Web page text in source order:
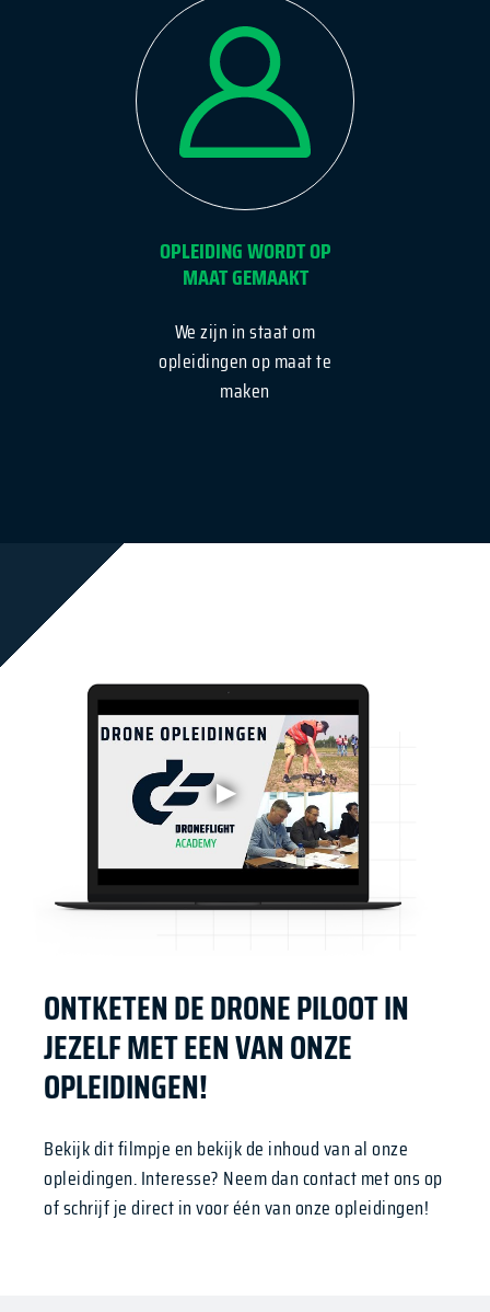
OPLEIDING WORDT OP
MAAT GEMAAKT
We zijn in staat om
opleidingen op maat te
maken
ONTKETEN DE DRONE PILOOT IN
JEZELF MET EEN VAN ONZE
OPLEIDINGEN!
Bekijk dit filmpje en bekijk de inhoud van al onze
opleidingen. Interesse? Neem dan contact met ons op
of schrijf je direct in voor één van onze opleidingen!